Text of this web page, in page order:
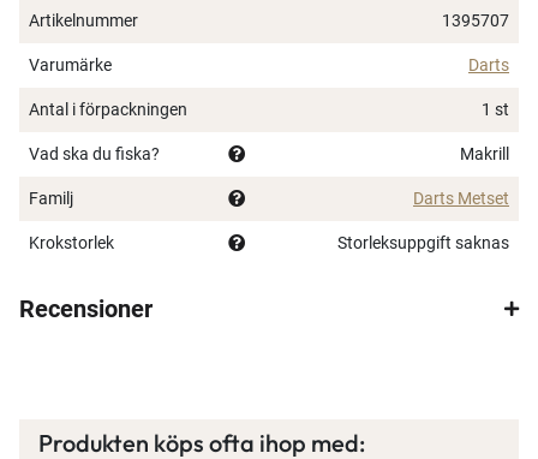
Artikelnummer 1395707
Varumärke Darts
Antal i förpackningen 1 st
Vad ska du fiska? Makrill
Familj Darts Metset
Krokstorlek Storleksuppgift saknas
Recensioner
Produkten köps ofta ihop med: